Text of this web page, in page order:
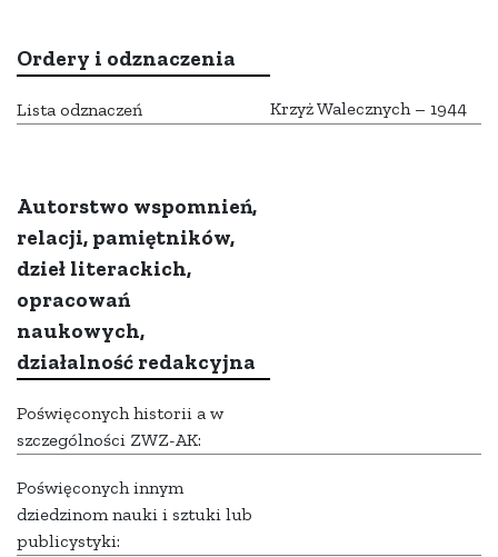
Ordery i odznaczenia
Lista odznaczeń Krzyż Walecznych – 1944
Autorstwo wspomnień,
relacji, pamiętników,
dzieł literackich,
opracowań
naukowych,
działalność redakcyjna
Poświęconych historii a w
szczególności ZWZ-AK:
Poświęconych innym
dziedzinom nauki i sztuki lub
publicystyki: